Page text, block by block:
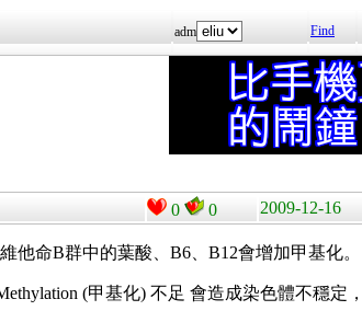
adm Find
0 0 2009-12-16
他命B群中的葉酸、B6、B12會增加甲基化。
(甲基化) 不足 會造成染色體不穩定